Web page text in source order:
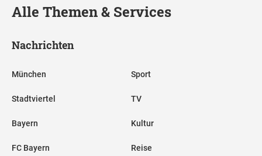
Alle Themen & Services
Nachrichten
München
Stadtviertel
Bayern
FC Bayern
Sport
TV
Kultur
Reise